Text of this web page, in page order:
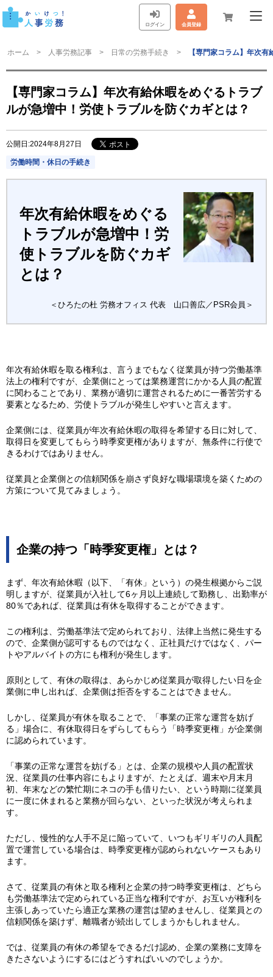
ログイン 会員登録
ホーム 人事労務記事 日常の労務手続き 【専門家コラム】年次
【専門家コラム】年次有給休暇をめぐるトラブ
ルが急増中！労使トラブルを防ぐカギとは？
公開日:2024年8月27日
労働時間・休日の手続き
年次有給休暇をめぐる
トラブルが急増中！労
使トラブルを防ぐカギ
とは？
＜ひろたの杜 労務オフィス 代表 山口善広／PSR会員＞
年次有給休暇を取る権利は、言うまでもなく従業員が持つ労働基準
法上の権利ですが、企業側にとっては業務運営にかかる人員の配置
に関わることであり、業務が適切に運営されるために一番苦労する
要素となるため、労使トラブルが発生しやすいと言えます。
企業側には、従業員が年次有給休暇の取得を希望する日に対して、
取得日を変更してもらう時季変更権がありますが、無条件に行使で
きるわけではありません。
従業員と企業側との信頼関係を崩さず良好な職場環境を築くための
方策について見てみましょう。
企業の持つ「時季変更権」とは？
まず、年次有給休暇（以下、「有休」という）の発生根拠からご説
明しますが、従業員が入社して6ヶ月以上連続して勤務し、出勤率が
80％であれば、従業員は有休を取得することができます。
この権利は、労働基準法で定められており、法律上当然に発生する
ので、企業側が認可するものではなく、正社員だけではなく、パー
トやアルバイトの方にも権利が発生します。
原則として、有休の取得は、あらかじめ従業員が取得したい日を企
業側に申し出れば、企業側は拒否をすることはできません。
しかし、従業員が有休を取ることで、「事業の正常な運営を妨げ
る」場合に、有休取得日をずらしてもらう「時季変更権」が企業側
に認められています。
「事業の正常な運営を妨げる」とは、企業の規模や人員の配置状
況、従業員の仕事内容にもよりますが、たとえば、週末や月末月
初、年末などの繁忙期にネコの手も借りたい、という時期に従業員
に一度に休まれると業務が回らない、といった状況が考えられま
す。
ただし、慢性的な人手不足に陥っていて、いつもギリギリの人員配
置で運営している場合は、時季変更権が認められないケースもあり
ます。
さて、従業員の有休と取る権利と企業の持つ時季変更権は、どちら
も労働基準法で定められている正当な権利ですが、お互いが権利を
主張しあっていたら適正な業務の運営は望めませんし、従業員との
信頼関係を築けず、離職者が続出してしまうかもしれません。
では、従業員の有休の希望をできるだけ認め、企業の業務に支障を
きたさないようにするにはどうすればいいのでしょうか。